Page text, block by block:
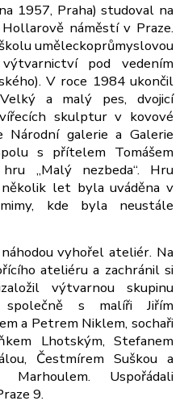
1957, Praha) studoval na
náměstí v Praze.
uměleckoprůmyslovou
pod vedením
V roce 1984 ukončil
a malý pes, dvojicí
skulptur v kovové
galerie a Galerie
s přítelem Tomášem
„Malý nezbeda“. Hru
let byla uváděna v
kde byla neustále
vyhořel ateliér. Na
ateliéru a zachránil si
výtvarnou skupinu
společně s malíři Jiřím
a Petrem Niklem, sochaři
Lhotským, Stefanem
Čestmírem Suškou a
Marhoulem. Uspořádali
9.